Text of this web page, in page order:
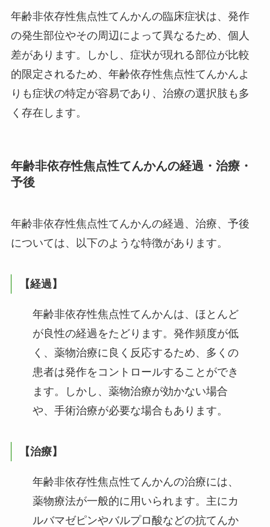
年齢非依存性焦点性てんかんの臨床症状は、発作
の発生部位やその周辺によって異なるため、個人
差があります。しかし、症状が現れる部位が比較
的限定されるため、年齢依存性焦点性てんかんよ
りも症状の特定が容易であり、治療の選択肢も多
く存在します。
年齢非依存性焦点性てんかんの経過・治療・
予後
年齢非依存性焦点性てんかんの経過、治療、予後
については、以下のような特徴があります。
【経過】
年齢非依存性焦点性てんかんは、ほとんど
が良性の経過をたどります。発作頻度が低
く、薬物治療に良く反応するため、多くの
患者は発作をコントロールすることができ
ます。しかし、薬物治療が効かない場合
や、手術治療が必要な場合もあります。
【治療】
年齢非依存性焦点性てんかんの治療には、
薬物療法が一般的に用いられます。主にカ
ルバマゼピンやバルプロ酸などの抗てんか